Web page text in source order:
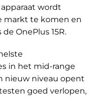
wordt
markt te komen en
OnePlus 15R.
in het mid-range
nieuw niveau opent
goed verlopen,